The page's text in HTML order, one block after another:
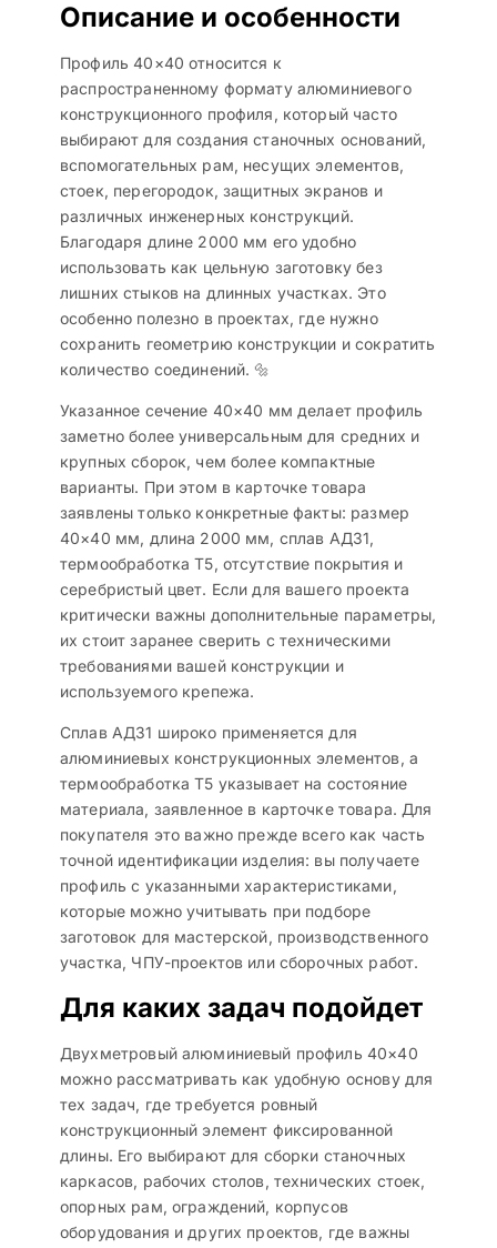
Описание и особенности
Профиль 40×40 относится к
распространенному формату алюминиевого
конструкционного профиля, который часто
выбирают для создания станочных оснований,
вспомогательных рам, несущих элементов,
стоек, перегородок, защитных экранов и
различных инженерных конструкций.
Благодаря длине 2000 мм его удобно
использовать как цельную заготовку без
лишних стыков на длинных участках. Это
особенно полезно в проектах, где нужно
сохранить геометрию конструкции и сократить
количество соединений. 🔩
Указанное сечение 40×40 мм делает профиль
заметно более универсальным для средних и
крупных сборок, чем более компактные
варианты. При этом в карточке товара
заявлены только конкретные факты: размер
40×40 мм, длина 2000 мм, сплав АД31,
термообработка Т5, отсутствие покрытия и
серебристый цвет. Если для вашего проекта
критически важны дополнительные параметры,
их стоит заранее сверить с техническими
требованиями вашей конструкции и
используемого крепежа.
Сплав АД31 широко применяется для
алюминиевых конструкционных элементов, а
термообработка Т5 указывает на состояние
материала, заявленное в карточке товара. Для
покупателя это важно прежде всего как часть
точной идентификации изделия: вы получаете
профиль с указанными характеристиками,
которые можно учитывать при подборе
заготовок для мастерской, производственного
участка, ЧПУ-проектов или сборочных работ.
Для каких задач подойдет
Двухметровый алюминиевый профиль 40×40
можно рассматривать как удобную основу для
тех задач, где требуется ровный
конструкционный элемент фиксированной
длины. Его выбирают для сборки станочных
каркасов, рабочих столов, технических стоек,
опорных рам, ограждений, корпусов
оборудования и других проектов, где важны